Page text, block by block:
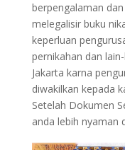
berpengalaman
melegalisir buku
keperluan
pernikahan dan
Jakarta karna
diwakilkan kepada
Setelah Dokumen
anda lebih nyaman